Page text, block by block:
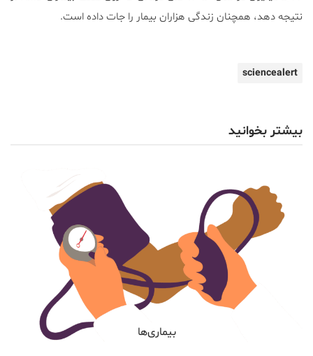
نتیجه دهد، همچنان زندگی هزاران بیمار را جات داده است.
sciencealert
بیشتر بخوانید
بیماری‌ها